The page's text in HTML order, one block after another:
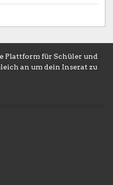
Plattform für Schüler und
an um dein Inserat zu